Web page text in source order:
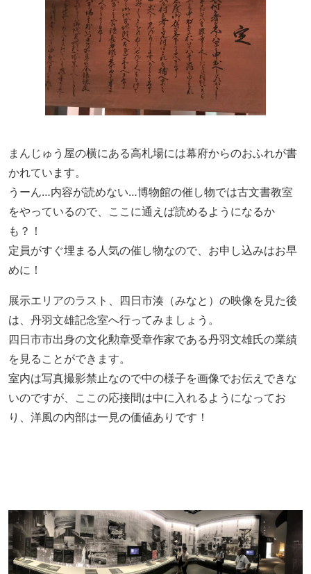
まんじゅう屋の横にある高札場には幕府からのおふれが書
かれています。
うーん…内容が読めない…博物館の催し物では古文書教室
をやっているので、ここに通えば読めるようになるか
も？！
定員がすぐ埋まる人気の催し物なので、お申し込みはお早
めに！
展示エリアのラスト、四日市湊（みなと）の映像を見た後
は、丹羽文雄記念室へ行ってみましょう。
四日市市出身の文化勲章受章作家である丹羽文雄氏の業績
を見ることができます。
室内は写真撮影禁止なので中の様子を画像でお伝えできな
いのですが、ここの応接間は中に入れるようになってお
り、洋風の内部は一見の価値ありです！